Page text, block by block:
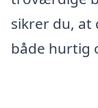
sikrer du, at
både hurtig